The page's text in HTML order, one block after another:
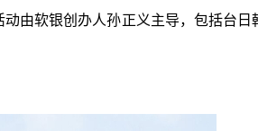
由软银创办人孙正义主导，包括台日